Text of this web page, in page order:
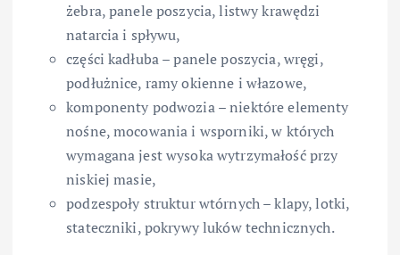
żebra, panele poszycia, listwy krawędzi
natarcia i spływu,
części kadłuba – panele poszycia, wręgi,
podłużnice, ramy okienne i włazowe,
komponenty podwozia – niektóre elementy
nośne, mocowania i wsporniki, w których
wymagana jest wysoka wytrzymałość przy
niskiej masie,
podzespoły struktur wtórnych – klapy, lotki,
stateczniki, pokrywy luków technicznych.